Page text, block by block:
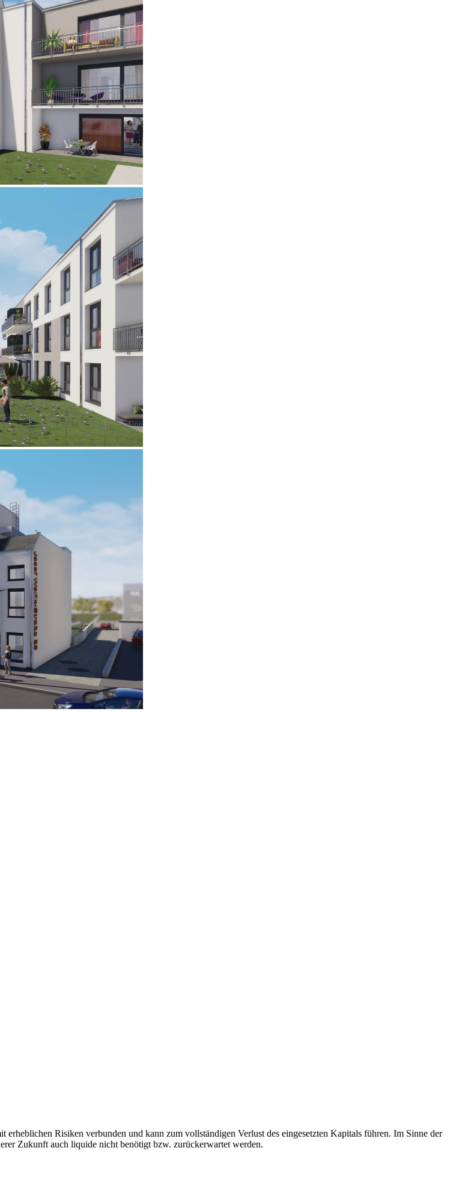
erheblichen Risiken verbunden und kann zum vollständigen Verlust des eingesetzten Kapitals führen. Im Sinne der
Zukunft auch liquide nicht benötigt bzw. zurückerwartet werden.